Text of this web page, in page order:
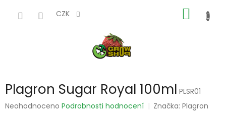
CZK
KOŠÍK
Plagron Sugar Royal 100ml PLSR01
Průměrné
Neohodnoceno Podrobnosti hodnocení Značka:Plagron